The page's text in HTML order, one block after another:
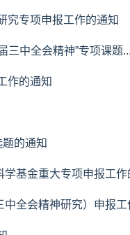
究专项申报工作的通知
三中全会精神”专项课题...
作的通知
的通知
基金重大专项申报工作
全会精神研究）申报工